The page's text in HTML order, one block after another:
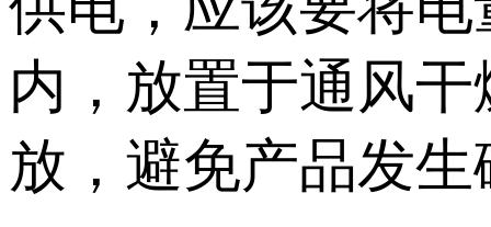
内，放置于通风
放，避免产品发